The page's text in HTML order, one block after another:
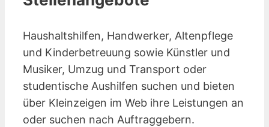
Haushaltshilfen, Handwerker, Altenpflege
und Kinderbetreuung sowie Künstler und
Musiker, Umzug und Transport oder
studentische Aushilfen suchen und bieten
über Kleinzeigen im Web ihre Leistungen an
oder suchen nach Auftraggebern.